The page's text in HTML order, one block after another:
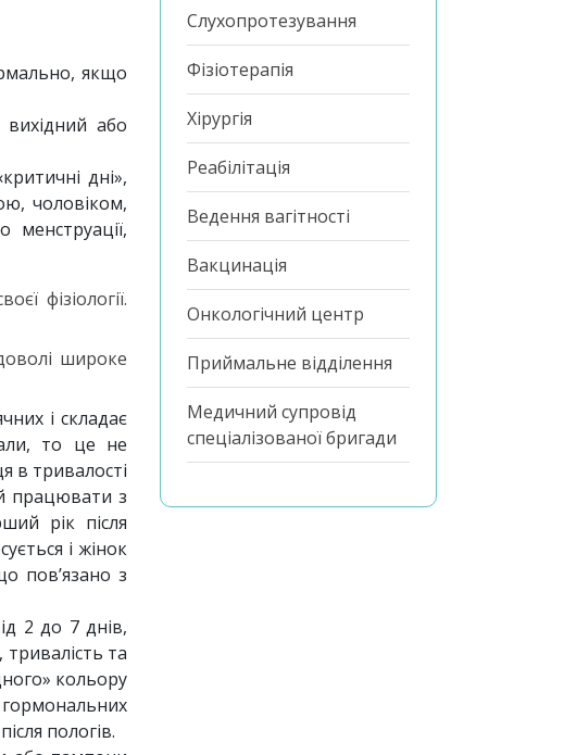
якщо
або
дні»,
чоловіком,
фізіології.
широке
і складає
то це не
в тривалості
працювати з
рік після
і жінок
пов’язано з
2 до 7 днів,
та
кольору
пологів.
Слухопротезування
Фізіотерапія
Хірургія
Реабілітація
Ведення вагітності
Вакцинація
Онкологічний центр
Приймальне відділення
Медичний супровід
спеціалізованої бригади